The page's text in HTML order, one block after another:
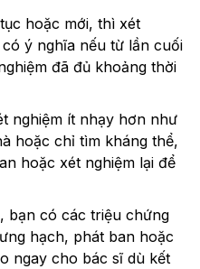
hoặc mới, thì xét
ý nghĩa nếu từ lần cuối
đã đủ khoảng thời
nghiệm ít nhạy hơn như
hoặc chỉ tìm kháng thể,
hoặc xét nghiệm lại để
bạn có các triệu chứng
hạch, phát ban hoặc
ngay cho bác sĩ dù kết